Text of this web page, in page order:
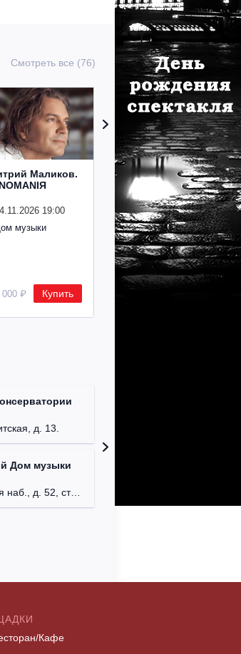
Смотреть все (76)
Маликов.
19:00
музыки
000 ₽ Купить
Рождественский
концерт
Владимира
Спивакова
24.12.2026 19:00
Дом музыки
д. 13.
Дом музыки
д. 52, стр. 8.
Кафе